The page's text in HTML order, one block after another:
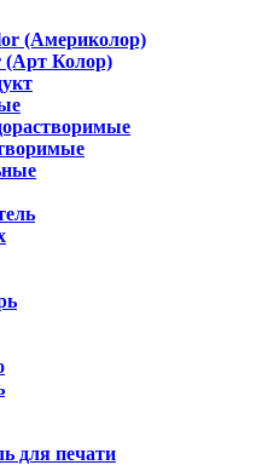
(Америколор)
(Арт Колор)
для печати